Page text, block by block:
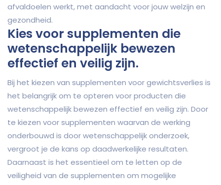
afvaldoelen werkt, met aandacht voor jouw welzijn en
gezondheid.
Kies voor supplementen die
wetenschappelijk bewezen
effectief en veilig zijn.
Bij het kiezen van supplementen voor gewichtsverlies is
het belangrijk om te opteren voor producten die
wetenschappelijk bewezen effectief en veilig zijn. Door
te kiezen voor supplementen waarvan de werking
onderbouwd is door wetenschappelijk onderzoek,
vergroot je de kans op daadwerkelijke resultaten.
Daarnaast is het essentieel om te letten op de
veiligheid van de supplementen om mogelijke